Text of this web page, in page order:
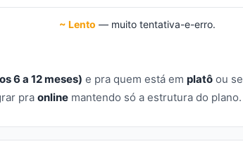
~ Lento — muito tentativa-e-erro.
6 a 12 meses) e pra quem está em platô ou
pra online mantendo só a estrutura do plano.